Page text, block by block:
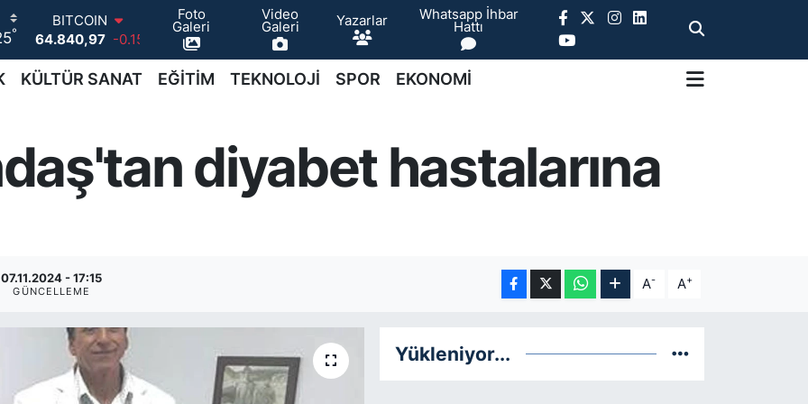
°
BITCOIN
64.840,97 -0.15
DOLAR
47,7436 0.18
64,4811
0.38
GRAM ALTIN
6660.55
0
Foto
Galeri
Video
Galeri Yazarlar Whatsapp İhbar
Hattı
KÜLTÜR SANAT EĞİTİM TEKNOLOJİ SPOR EKONOMİ
diyabet hastalarına
07.11.2024 - 17:15
GÜNCELLEME A- A+
Yükleniyor...